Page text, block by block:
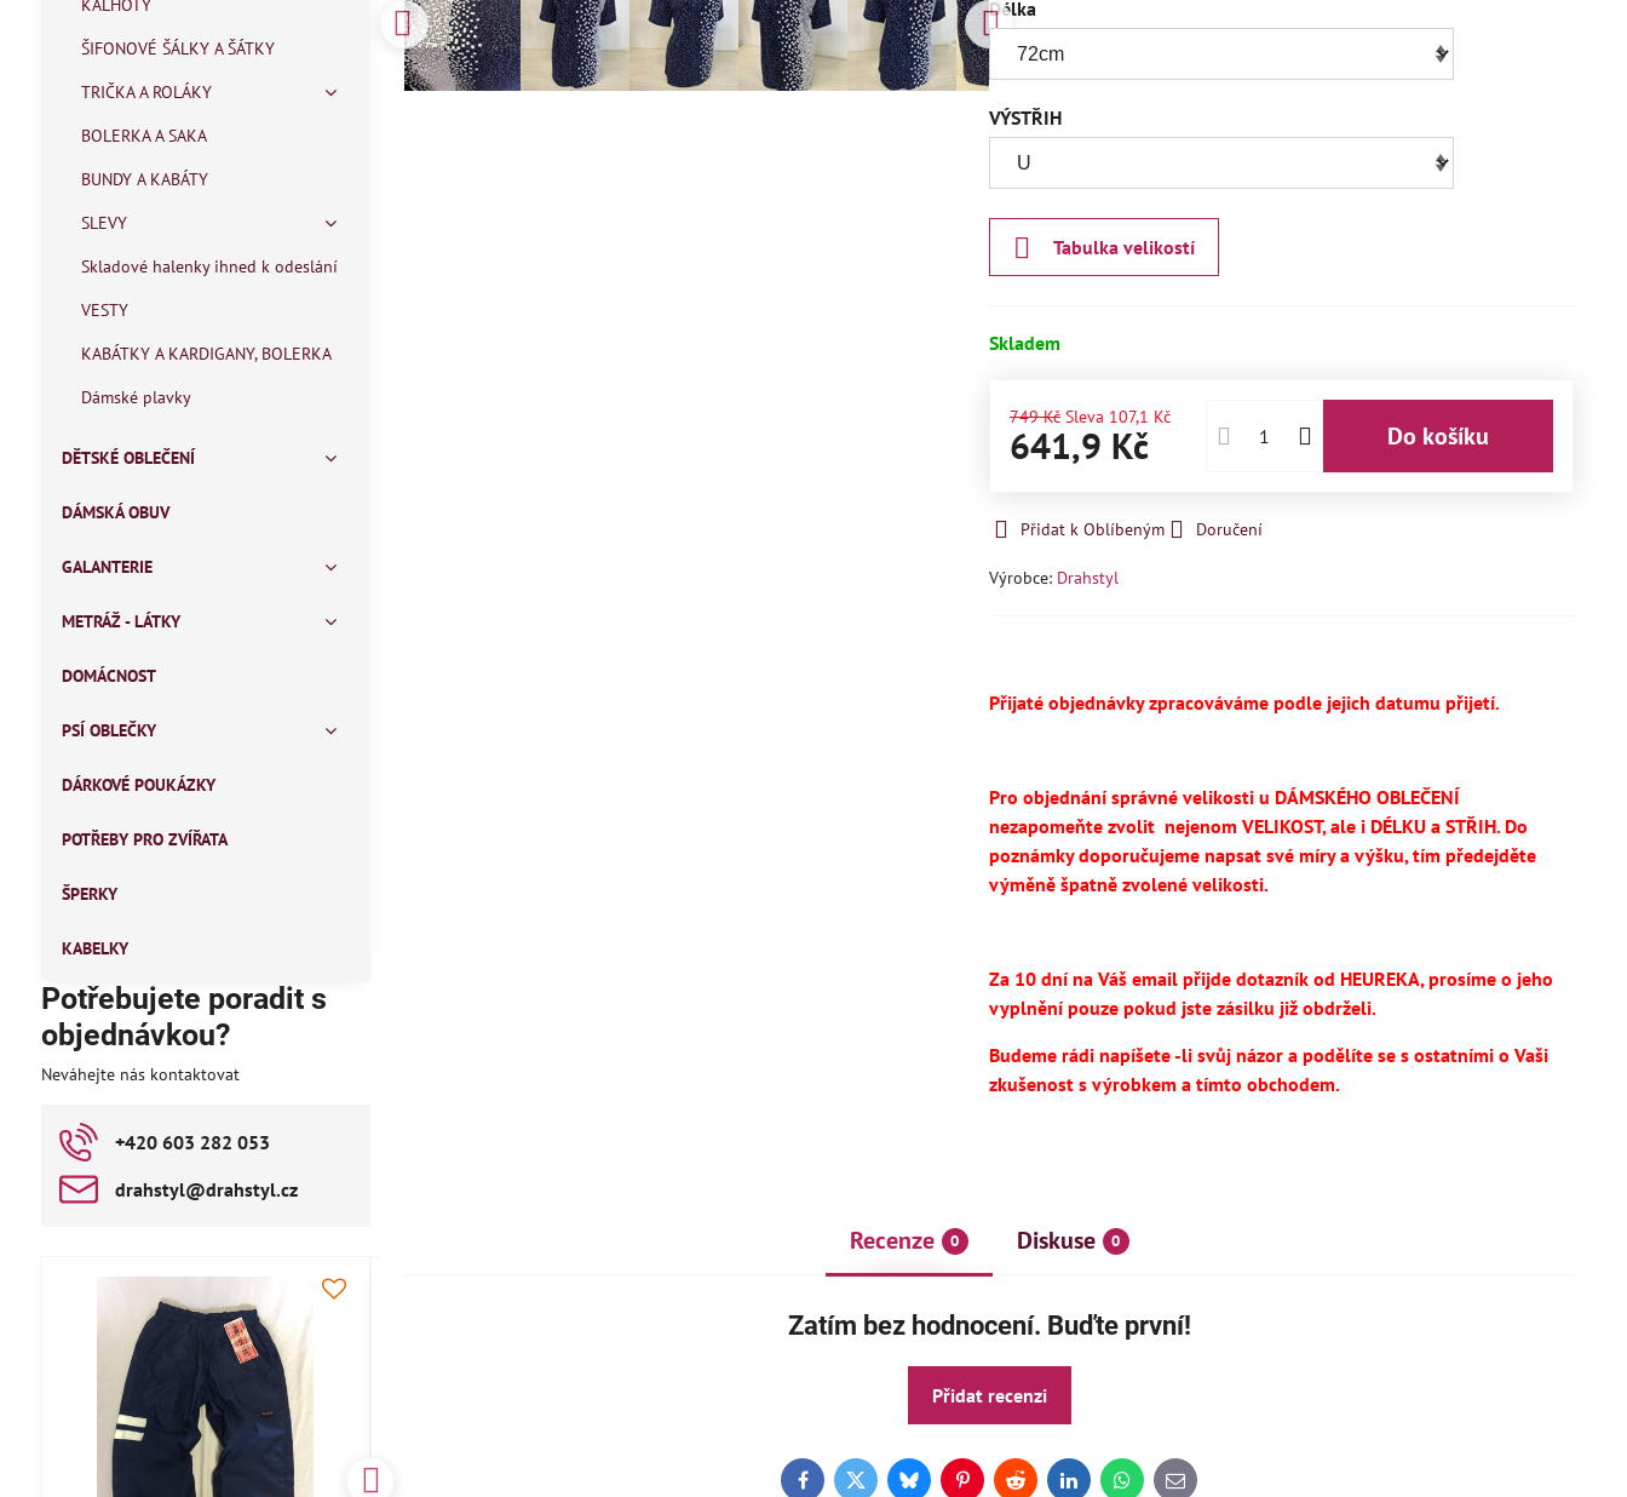
Délka
VÝSTŘIH
Tabulka velikostí
Skladem
749 Kč Sleva 107,1 Kč
641,9 Kč Do košíku
Přidat k Oblíbeným Doručení
Výrobce: Drahstyl
Přijaté objednávky zpracováváme podle jejich datumu přijetí.
Pro objednání správné velikosti u DÁMSKÉHO OBLEČENÍ
nezapomeňte zvolitnejenom VELIKOST, ale i DÉLKU a STŘIH. Do
poznámky doporučujeme napsat své míry a výšku, tím předejděte
výměně špatně zvolené velikosti.
Za 10 dní na Váš email přijde dotazník od HEUREKA, prosíme o jeho
vyplnění pouze pokud jste zásilku již obdrželi.
Budeme rádi napíšete -li svůj názor a podělíte se s ostatními o Vaši
zkušenost s výrobkem a tímto obchodem.
Recenze 0 Diskuse 0
Zatím bez hodnocení. Buďte první!
Přidat recenzi
FacebookTwitterBlueskyPinterestRedditLinkedInWhatsApp
E-
KALHOTY
ŠIFONOVÉ ŠÁLKY A ŠÁTKY
TRIČKA A ROLÁKY
BOLERKA A SAKA
BUNDY A KABÁTY
SLEVY
Skladové halenky ihned k odeslání
VESTY
KABÁTKY A KARDIGANY, BOLERKA
Dámské plavky
DĚTSKÉ OBLEČENÍ
DÁMSKÁ OBUV
GALANTERIE
METRÁŽ - LÁTKY
DOMÁCNOST
PSÍ OBLEČKY
DÁRKOVÉ POUKÁZKY
POTŘEBY PRO ZVÍŘATA
ŠPERKY
KABELKY
Potřebujete poradit s
objednávkou?
Neváhejte nás kontaktovat
+420 603 282 053
drahstyl​@drahstyl​.cz